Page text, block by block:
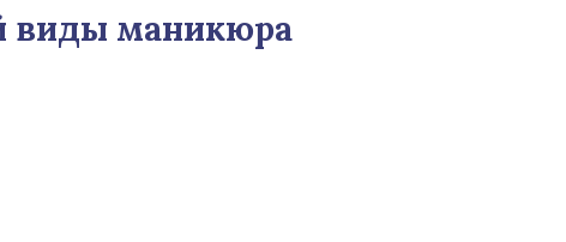
виды маникюра